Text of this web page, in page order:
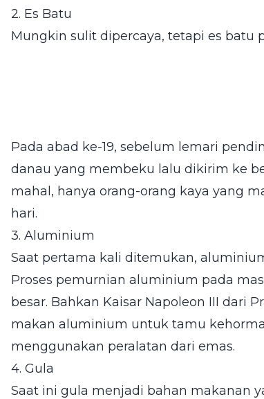
2. Es Batu
Mungkin sulit dipercaya, tetapi es batu
Pada abad ke-19, sebelum lemari
danau yang membeku lalu dikirim ke
mahal, hanya orang-orang kaya yang
hari.
3. Aluminium
Saat pertama kali ditemukan,
Proses pemurnian aluminium pada
besar. Bahkan Kaisar Napoleon III dari
makan aluminium untuk tamu
menggunakan peralatan dari emas.
4. Gula
Saat ini gula menjadi bahan makanan